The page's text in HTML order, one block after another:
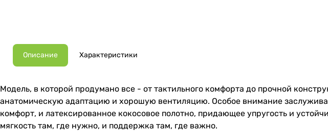
Описание Характеристики
Модель, в которой продумано все - от тактильного комфорта до прочной
анатомическую адаптацию и хорошую вентиляцию. Особое внимание
комфорт, и латексированное кокосовое полотно, придающее упругость и
мягкость там, где нужно, и поддержка там, где важно.